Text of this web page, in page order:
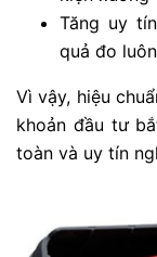
Tăng uy
quả đo
Vì vậy, hiệu
khoản đầu tư
toàn và uy tín